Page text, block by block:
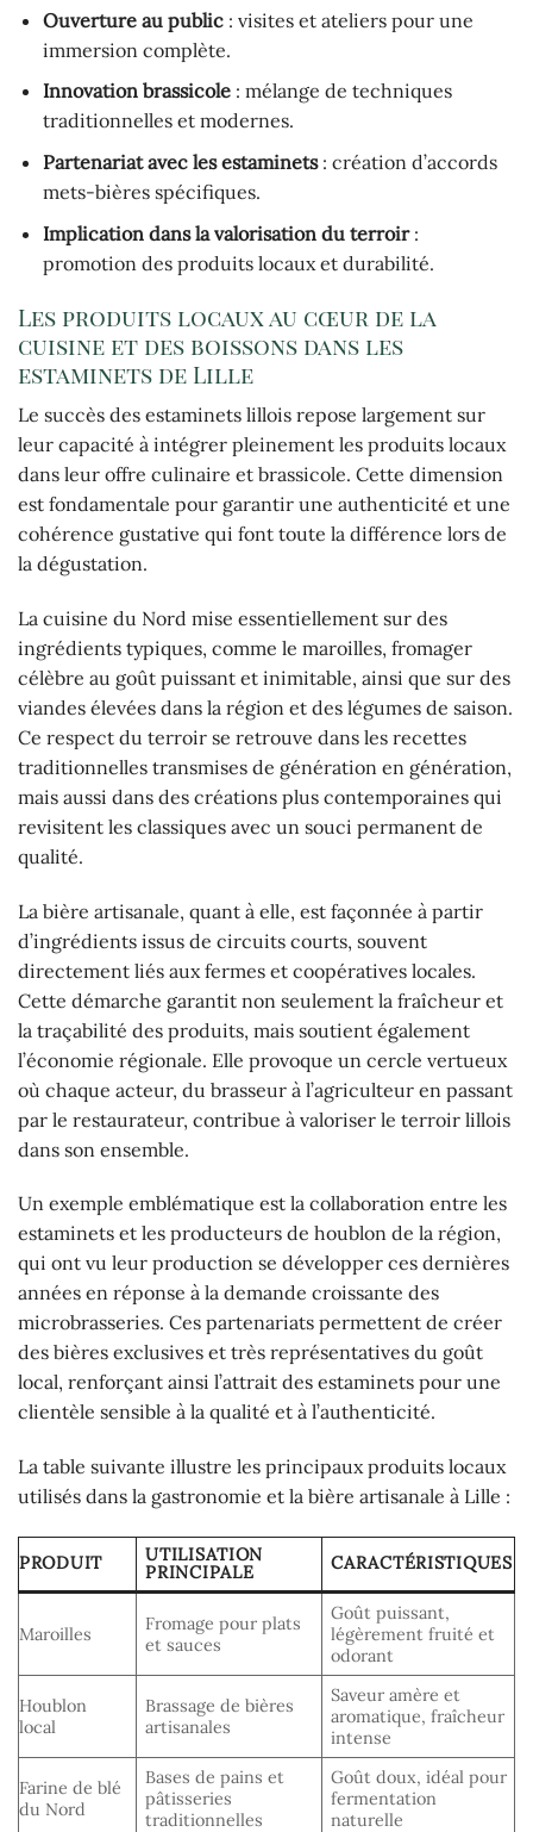
Ouverture au public: visites et ateliers pour une
immersion complète.
Innovation brassicole: mélange de techniques
traditionnelles et modernes.
Partenariat avec les estaminets: création d’accords
mets-bières spécifiques.
Implication dans la valorisation du terroir:
promotion des produits locaux et durabilité.
Les produits locaux au cœur de la
cuisine et des boissons dans les
estaminets de Lille
Le succès des estaminets lillois repose largement sur
leur capacité à intégrer pleinement les produits locaux
dans leur offre culinaire et brassicole. Cette dimension
est fondamentale pour garantir une authenticité et une
cohérence gustative qui font toute la différence lors de
la dégustation.
La cuisine du Nord mise essentiellement sur des
ingrédients typiques, comme le maroilles, fromager
célèbre au goût puissant et inimitable, ainsi que sur des
viandes élevées dans la région et des légumes de saison.
Ce respect du terroir se retrouve dans les recettes
traditionnelles transmises de génération en génération,
mais aussi dans des créations plus contemporaines qui
revisitent les classiques avec un souci permanent de
qualité.
La bière artisanale, quant à elle, est façonnée à partir
d’ingrédients issus de circuits courts, souvent
directement liés aux fermes et coopératives locales.
Cette démarche garantit non seulement la fraîcheur et
la traçabilité des produits, mais soutient également
l’économie régionale. Elle provoque un cercle vertueux
où chaque acteur, du brasseur à l’agriculteur en passant
par le restaurateur, contribue à valoriser le terroir lillois
dans son ensemble.
Un exemple emblématique est la collaboration entre les
estaminets et les producteurs de houblon de la région,
qui ont vu leur production se développer ces dernières
années en réponse à la demande croissante des
microbrasseries. Ces partenariats permettent de créer
des bières exclusives et très représentatives du goût
local, renforçant ainsi l’attrait des estaminets pour une
clientèle sensible à la qualité et à l’authenticité.
La table suivante illustre les principaux produits locaux
utilisés dans la gastronomie et la bière artisanale à Lille :
PRODUIT
UTILISATION
PRINCIPALE
CARACTÉRISTIQUES
Maroilles
Fromage pour plats
et sauces
Goût puissant,
légèrement fruité et
odorant
Houblon
local
Brassage de bières
artisanales
Saveur amère et
aromatique, fraîcheur
intense
Farine de blé
du Nord
Bases de pains et
pâtisseries
traditionnelles
Goût doux, idéal pour
fermentation
naturelle